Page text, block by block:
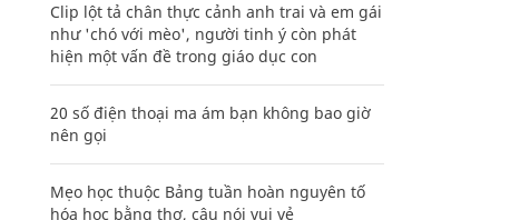
Clip lột tả chân thực cảnh anh trai và em gái
như 'chó với mèo', người tinh ý còn phát
hiện một vấn đề trong giáo dục con
20 số điện thoại ma ám bạn không bao giờ
nên gọi
Mẹo học thuộc Bảng tuần hoàn nguyên tố
hóa học bằng thơ, câu nói vui vẻ